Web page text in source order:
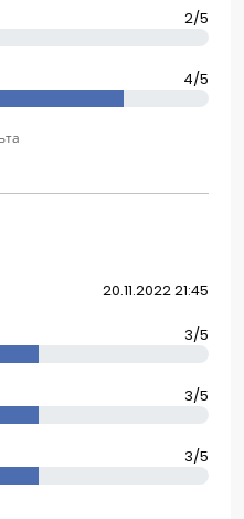
2/5
4/5
20.11.2022 21:45
3/5
3/5
3/5